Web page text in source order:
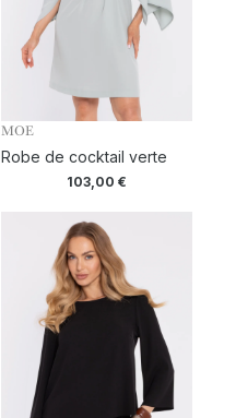
MOE
Robe de cocktail verte
103,00 €